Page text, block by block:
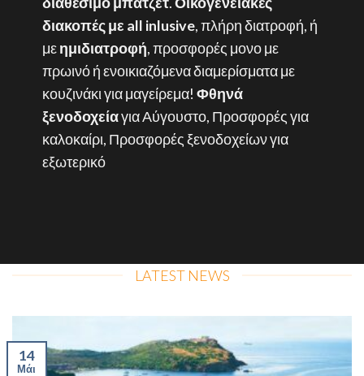
διακοπές με all inlusive, πλήρη διατροφή, ή
μεημιδιατροφή, προσφορές μονο με
πρωινό ή ενοικιαζόμενα διαμερίσματα με
κουζινάκι για μαγείρεμα!Φθηνά
ξενοδοχείαγια Αύγουστο, Προσφορές για
καλοκαίρι, Προσφορές ξενοδοχείων για
εξωτερικό
LATEST NEWS
14
Μάι